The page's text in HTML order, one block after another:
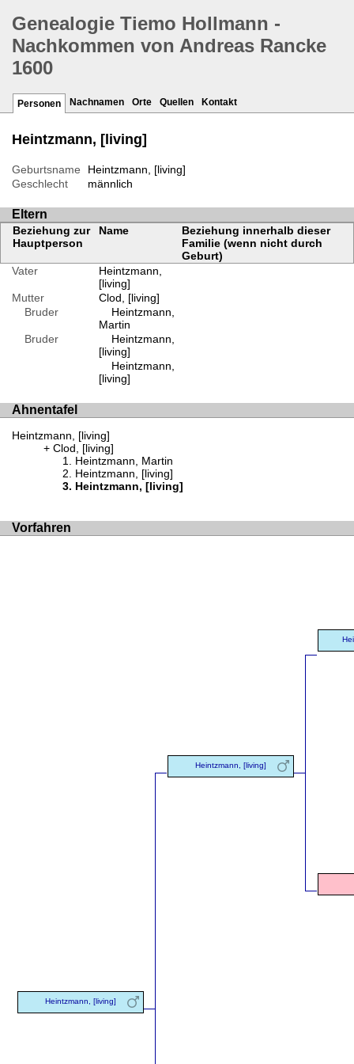
Genealogie Tiemo Hollmann -
Nachkommen von Andreas Rancke
1600
Personen Nachnamen Orte Quellen Kontakt
Heintzmann, [living]
Geburtsname
Heintzmann, [living]
Geschlecht
männlich
Eltern
Beziehung zur
Hauptperson
Name
Beziehung innerhalb dieser
Familie (wenn nicht durch
Geburt)
Vater
Heintzmann,
[living]
Mutter
Clod, [living]
Bruder
Heintzmann,
Martin
Bruder
Heintzmann,
[living]
Heintzmann,
[living]
Ahnentafel
Heintzmann, [living]
Clod, [living]
Heintzmann, Martin
Heintzmann, [living]
Heintzmann, [living]
Vorfahren
Heintzmann, [living]
Heintzmann, [living]